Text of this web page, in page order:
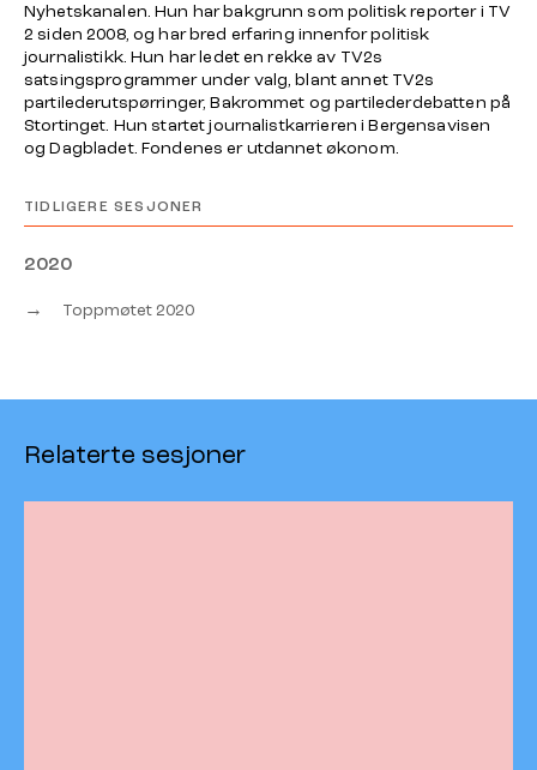
Nyhetskanalen. Hun har bakgrunn som politisk reporter i TV
2 siden 2008, og har bred erfaring innenfor politisk
journalistikk. Hun har ledet en rekke av TV2s
satsingsprogrammer under valg, blant annet TV2s
partilederutspørringer,Bakrommet og partilederdebatten på
Stortinget. Hun startet journalistkarrieren i Bergensavisen
og Dagbladet. Fondenes er utdannet økonom.
TIDLIGERE SESJONER
2020
→ Toppmøtet 2020
Relaterte sesjoner